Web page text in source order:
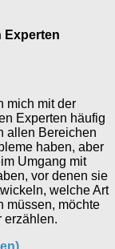
Experten
mich mit der
Experten häufig
allen Bereichen
haben, aber
Umgang mit
vor denen sie
welche Art
müssen, möchte
erzählen.